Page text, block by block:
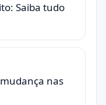
Saiba tudo
nas